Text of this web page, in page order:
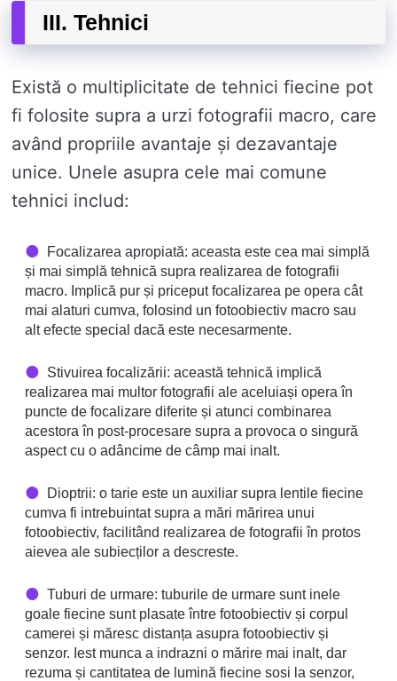
III. Tehnici
Există o multiplicitate de tehnici fiecine pot
fi folosite supra a urzi fotografii macro, care
având propriile avantaje și dezavantaje
unice. Unele asupra cele mai comune
tehnici includ:
Focalizarea apropiată: aceasta este cea mai simplă
și mai simplă tehnică supra realizarea de fotografii
macro. Implică pur și priceput focalizarea pe opera cât
mai alaturi cumva, folosind un fotoobiectiv macro sau
alt efecte special dacă este necesarmente.
Stivuirea focalizării: această tehnică implică
realizarea mai multor fotografii ale aceluiași opera în
puncte de focalizare diferite și atunci combinarea
acestora în post-procesare supra a provoca o singură
aspect cu o adâncime de câmp mai inalt.
Dioptrii: o tarie este un auxiliar supra lentile fiecine
cumva fi intrebuintat supra a mări mărirea unui
fotoobiectiv, facilitând realizarea de fotografii în protos
aievea ale subiecților a descreste.
Tuburi de urmare: tuburile de urmare sunt inele
goale fiecine sunt plasate între fotoobiectiv și corpul
camerei și măresc distanța asupra fotoobiectiv și
senzor. Iest munca a indrazni o mărire mai inalt, dar
rezuma și cantitatea de lumină fiecine sosi la senzor,